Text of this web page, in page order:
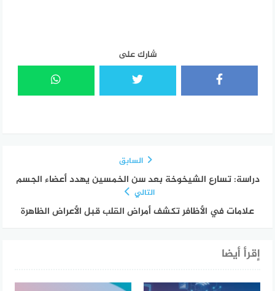
شارك على
السابق
دراسة: تسارع الشيخوخة بعد سن الخمسين يهدد أعضاء الجسم
التالي
علامات في الأظافر تكشف أمراض القلب قبل الأعراض الظاهرة
إقرأ أيضا